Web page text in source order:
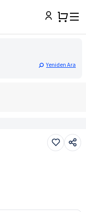
Yeniden Ara